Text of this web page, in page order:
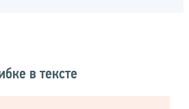
в тексте